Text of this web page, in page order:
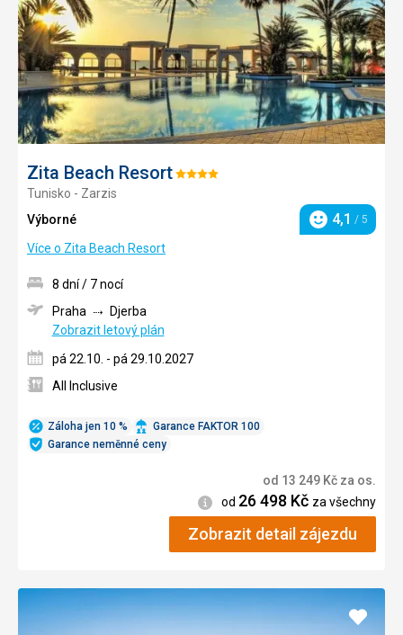
Zita Beach ResortHodnocení:
Tunisko - Zarzis
Výborné
Hodnocení
4,1 / 5
Více o Zita Beach Resort
Záloha jen 10 %
Garance FAKTOR 100
Garance neměnné ceny
8 dní / 7 nocí
Praha
Djerba
Zobrazit letový plán
pá 22.10. - pá 29.10.2027
All Inclusive
od 13 249 Kč za os.
Informace
od 26 498 Kč za všechny
Zobrazit detail zájezdu
Přidat